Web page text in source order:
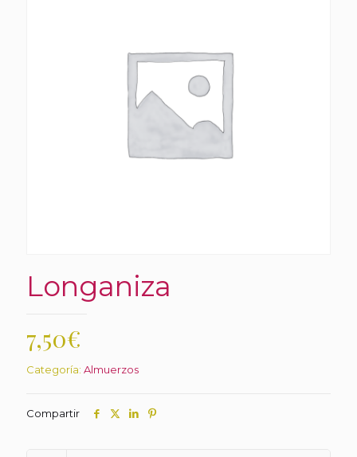
Longaniza
7,50€
Categoría: Almuerzos
Compartir